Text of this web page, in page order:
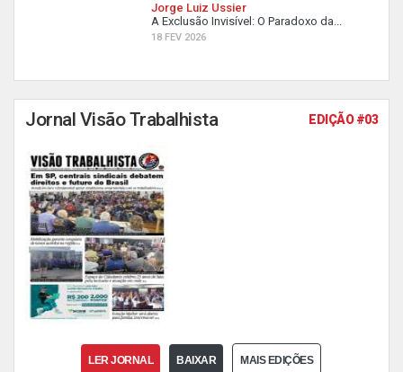
Jorge Luiz Ussier
A Exclusão Invisível: O Paradoxo da...
18 FEV 2026
Jornal Visão Trabalhista EDIÇÃO #03
LER JORNAL BAIXAR MAIS EDIÇÕES